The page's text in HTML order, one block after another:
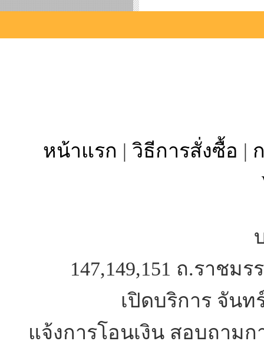
หน้าแรก | วิธีการสั่งซื้อ |
147,149,151 ถ.ราชม
เปิดบริการ จันท
แจ้งการโอนเงิน สอบถามก